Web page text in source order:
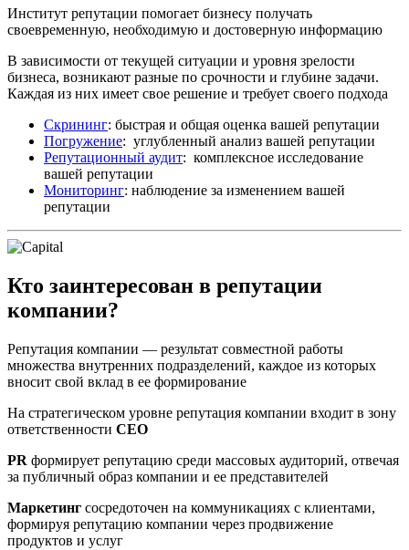
Институт репутации помогает бизнесу получать
своевременную, необходимую и достоверную информацию
В зависимости от текущей ситуации и уровня зрелости
бизнеса, возникают разные по срочности и глубине задачи.
Каждая из них имеет свое решение и требует своего подхода
Скрининг: быстрая и общая оценка вашей репутации
Погружение: углубленный анализ вашей репутации
Репутационный аудит: комплексное исследование
вашей репутации
Мониторинг: наблюдение за изменением вашей
репутации
Кто заинтересован в репутации
компании?
Репутация компании — результат совместной работы
множества внутренних подразделений, каждое из которых
вносит свой вклад в ее формирование
На стратегическом уровне репутация компании входит в зону
ответственности CEO
PR формирует репутацию среди массовых аудиторий, отвечая
за публичный образ компании и ее представителей
Маркетинг сосредоточен на коммуникациях с клиентами,
формируя репутацию компании через продвижение
продуктов и услуг